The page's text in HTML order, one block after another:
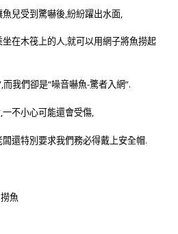
兒受到驚嚇後,紛紛躍出水面,
在木筏上的人,就可以用網子將魚撈起
我們卻是”噪音嚇魚-驚者入網”.
不小心可能還會受傷,
還特別要求我們務必得戴上安全帽.